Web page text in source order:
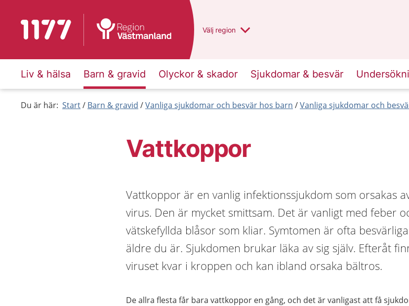
Till startsidan för 1177 Du har valt region
Välj en annan
region
Liv & hälsa Barn & gravid Olyckor & skador Sjukdomar & besvär
Du är här: Start Barn & gravid Vanliga sjukdomar och besvär hos barn Vanliga sjukdomar och
Vattkoppor
Vattkoppor är en vanlig infektionssjukdom som orsakas
virus. Den är mycket smittsam. Det är vanligt med feber
vätskefyllda blåsor som kliar. Symtomen är ofta
äldre du är. Sjukdomen brukar läka av sig själv. Efteråt
viruset kvar i kroppen och kan ibland orsaka bältros.
De allra flesta får bara vattkoppor en gång, och det är vanligast att få